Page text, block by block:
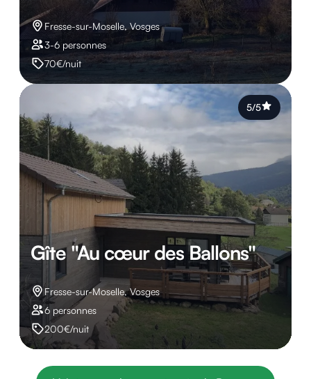
Fresse-sur-Moselle, Vosges
3-6 personnes
70€/nuit
Gîte "Au cœur des Ballons"
Fresse-sur-Moselle, Vosges
6 personnes
200€/nuit
5/5